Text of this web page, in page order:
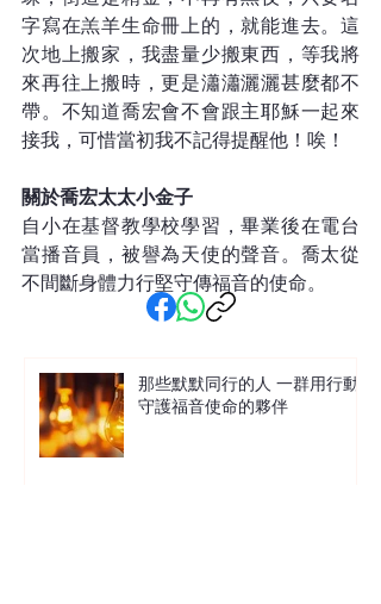
字寫在羔羊生命冊上的，就能進去。這
次地上搬家，我盡量少搬東西，等我將
來再往上搬時，更是瀟瀟灑灑甚麼都不
帶。不知道喬宏會不會跟主耶穌一起來
接我，可惜當初我不記得提醒他！唉！
關於喬宏太太小金子
自小在基督教學校學習，畢業後在電台
當播音員，被譽為天使的聲音。喬太從
不間斷身體力行堅守傳福音的使命。
那些默默同行的人 一群用行動
守護福音使命的夥伴